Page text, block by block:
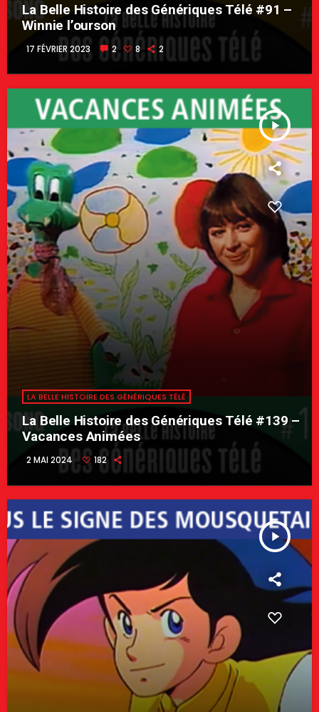
La Belle Histoire des Génériques Télé #91 –
Winnie l’ourson
17 FÉVRIER 2023 2 8 2
play_arrow
LA BELLE HISTOIRE DES GÉNÉRIQUES TÉLÉ
La Belle Histoire des Génériques Télé #139 –
Vacances Animées
2 MAI 2024 182
play_arrow